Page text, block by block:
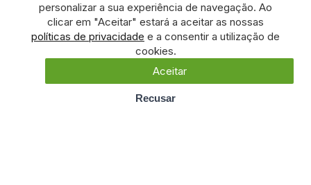
personalizar a sua experiência de navegação. Ao
clicar em "Aceitar" estará a aceitar as nossas
políticas de privacidade e a consentir a utilização de
cookies.
Aceitar
Recusar